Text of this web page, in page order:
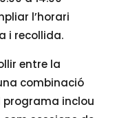
l’horari
i recollida.
entre la
combinació
programa inclou